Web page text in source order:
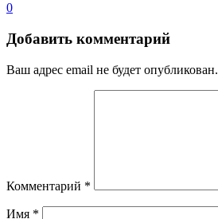
0
Добавить комментарий
Ваш адрес email не будет опубликован.
Комментарий *
Имя *